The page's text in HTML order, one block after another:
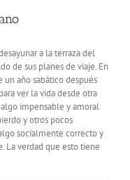
a la terraza del
de sus planes de viaje. En
año sabático después
ver la vida desde otra
impensable y amoral
y otros pocos
socialmente correcto y
La verdad que esto tiene